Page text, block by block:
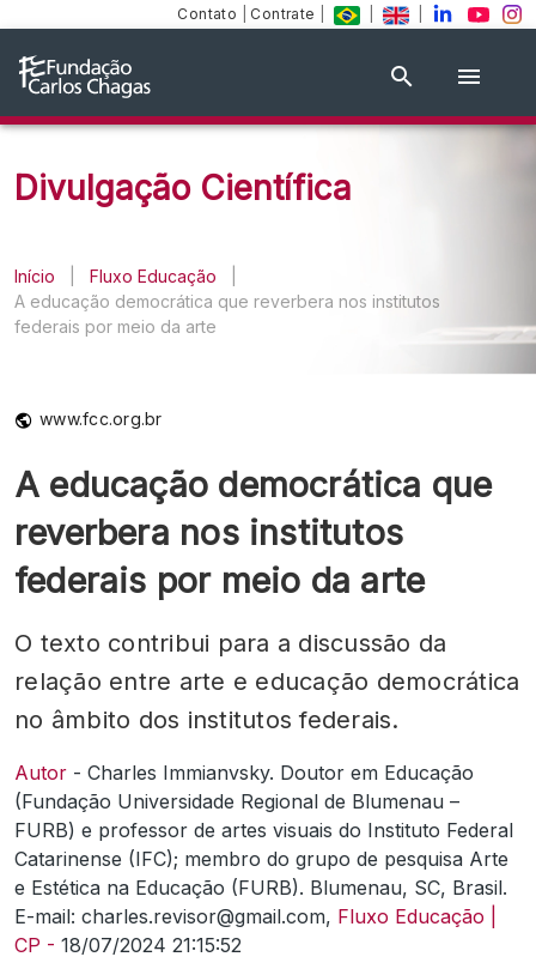
Contato Contrate
Divulgação Científica
Início Fluxo Educação
A educação democrática que reverbera nos institutos
federais por meio da arte
www.fcc.org.br
A educação democrática que
reverbera nos institutos
federais por meio da arte
O texto contribui para a discussão da
relação entre arte e educação democrática
no âmbito dos institutos federais.
Autor - Charles Immianvsky. Doutor em Educação
(Fundação Universidade Regional de Blumenau –
FURB) e professor de artes visuais do Instituto Federal
Catarinense (IFC); membro do grupo de pesquisa Arte
e Estética na Educação (FURB). Blumenau, SC, Brasil.
E-mail: charles.revisor@gmail.com, Fluxo Educação |
CP - 18/07/2024 21:15:52